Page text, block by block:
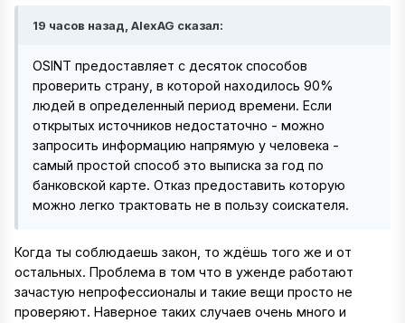
19 часов назад, AlexAG сказал:
OSINT предоставляет с десяток способов
проверить страну, в которой находилось 90%
людей в определенный период времени. Если
открытых источников недостаточно - можно
запросить информацию напрямую у человека -
самый простой способ это выписка за год по
банковской карте. Отказ предоставить которую
можно легко трактовать не в пользу соискателя.
Когда ты соблюдаешь закон, то ждёшь того же и от
остальных. Проблема в том что в уженде работают
зачастую непрофессионалы и такие вещи просто не
проверяют. Наверное таких случаев очень много и